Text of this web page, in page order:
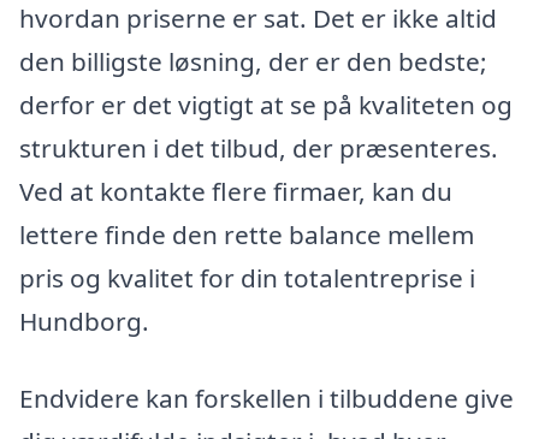
hvordan priserne er sat. Det er ikke altid
den billigste løsning, der er den bedste;
derfor er det vigtigt at se på kvaliteten og
strukturen i det tilbud, der præsenteres.
Ved at kontakte flere firmaer, kan du
lettere finde den rette balance mellem
pris og kvalitet for din totalentreprise i
Hundborg.
Endvidere kan forskellen i tilbuddene give